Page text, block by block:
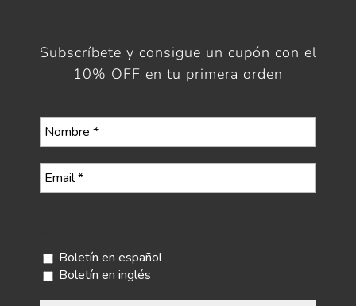
Subscríbete y consigue un cupón con el
10% OFF en tu primera orden
Boletín en español
Boletín en inglés